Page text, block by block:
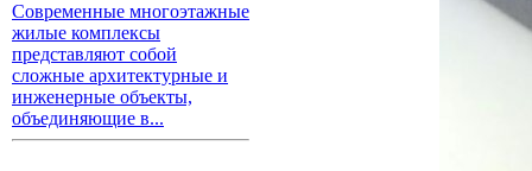
Современные многоэтажные
жилые комплексы
представляют собой
сложные архитектурные и
инженерные объекты,
объединяющие в...